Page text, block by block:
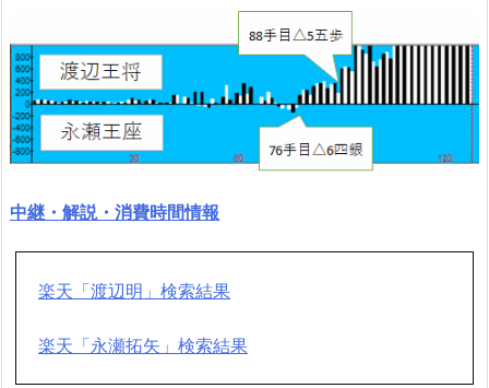
中継・解説・消費時間情報
楽天「渡辺明」検索結果
楽天「永瀬拓矢」検索結果